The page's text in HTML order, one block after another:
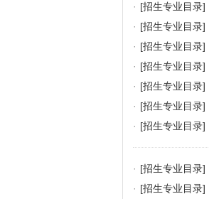
· [招生专业目录]
· [招生专业目录]
· [招生专业目录]
· [招生专业目录]
· [招生专业目录]
· [招生专业目录]
· [招生专业目录]
· [招生专业目录]
· [招生专业目录]